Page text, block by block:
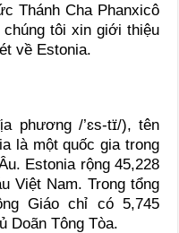
Thánh Cha Phanxicô
chúng tôi xin giới thiệu
về Estonia.
phương /’ɛs-tɪ̈/), tên
là một quốc gia trong
Estonia rộng 45,228
Việt Nam. Trong tổng
Giáo chỉ có 5,745
Doãn Tông Tòa.